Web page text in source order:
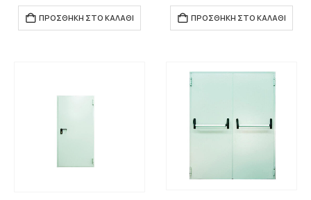
ΠΡΟΣΘΉΚΗ ΣΤΟ ΚΑΛΆΘΙ ΠΡΟΣΘΉΚΗ ΣΤΟ ΚΑΛΆΘΙ